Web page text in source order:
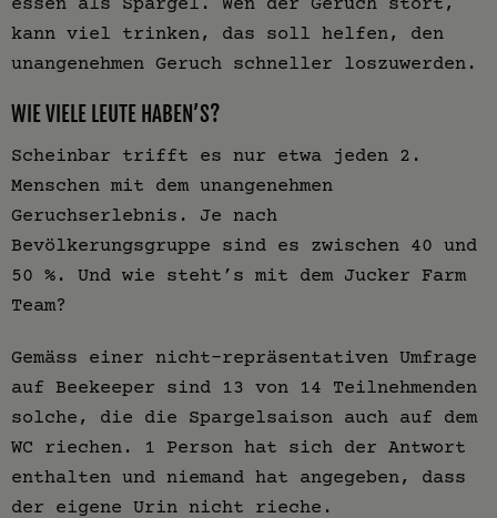
kann viel trinken, das soll helfen, den
unangenehmen Geruch schneller loszuwerden.
WIE VIELE LEUTE HABEN’S?
Scheinbar trifft es nur etwa jeden 2.
Menschen mit dem unangenehmen
Geruchserlebnis. Je nach
Bevölkerungsgruppe sind es zwischen 40 und
50 %. Und wie steht’s mit dem Jucker Farm
Team?
Gemäss einer nicht-repräsentativen Umfrage
auf Beekeeper sind 13 von 14 Teilnehmenden
solche, die die Spargelsaison auch auf dem
WC riechen. 1 Person hat sich der Antwort
enthalten und niemand hat angegeben, dass
der eigene Urin nicht rieche.